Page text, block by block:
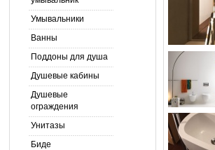
Умывальники
Ванны
Поддоны для душа
Душевые кабины
Душевые
ограждения
Унитазы
Биде